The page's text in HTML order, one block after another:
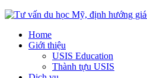
Home
Giới thiệu
USIS Education
Thành tựu USIS